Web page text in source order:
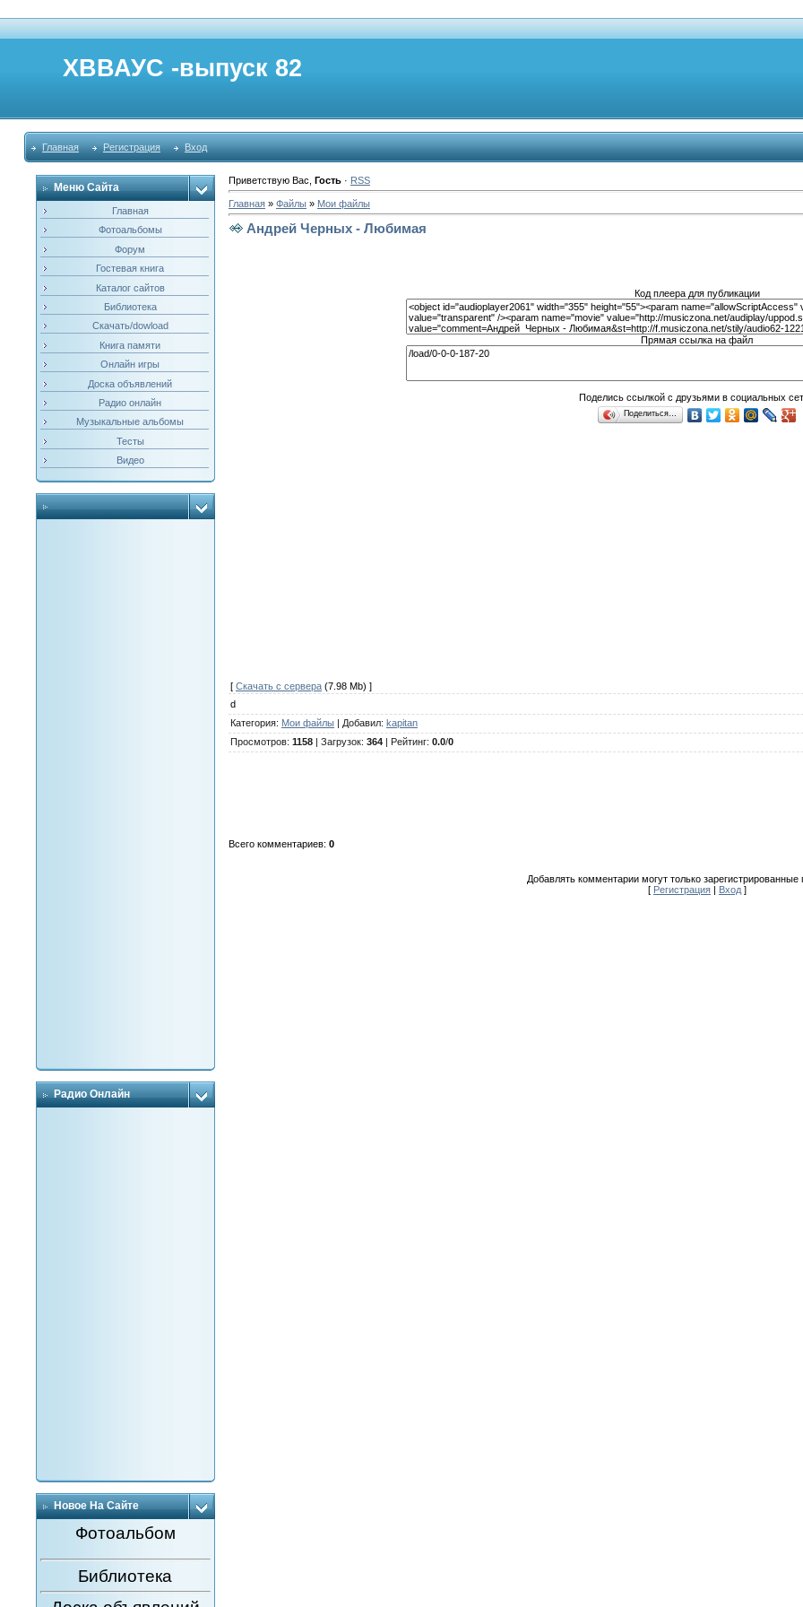
ХВВАУС -выпуск 82
Главная Регистрация Вход
Меню Сайта
Главная
Фотоальбомы
Форум
Гостевая книга
Каталог сайтов
Библиотека
Скачать/dowload
Книга памяти
Онлайн игры
Доска объявлений
Радио онлайн
Музыкальные альбомы
Тесты
Видео
Радио Онлайн
Новое На Сайте
Фотоальбом
Библиотека
Приветствую Вас Гость· RSS
Главная» Файлы» Мои файлы
Андрей Черных - Любимая
Код плеера для публикации
Прямая ссылка на файл
Поделись ссылкой с друзьями в социальных
Поделиться…
[ Скачать с сервера(7.98 Mb) ]
d
Категория: Мои файлы| Добавил: kapitan
Просмотров: 1158| Загрузок: 364| Рейтинг: 0.0/0
Всего комментариев: 0
Добавлять комментарии могут только зарегистрированные
[ Регистрация| Вход]